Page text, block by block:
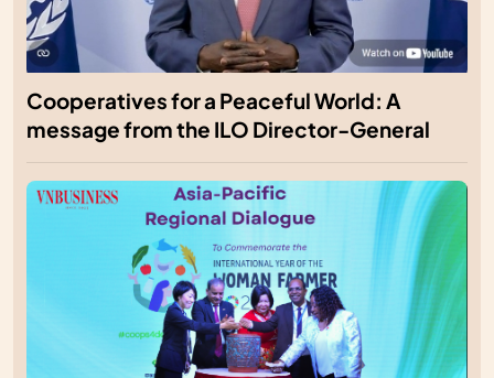
Cooperatives for a Peaceful World: A
message from the ILO Director-General